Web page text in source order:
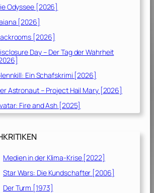
Odyssee [2026]
[2026]
[2026]
Day – Der Tag der Wahrheit
Ein Schafskrimi [2026]
Astronaut – Project Hail Mary [2026]
Fire and Ash [2025]
Medien in der Klima-Krise [2022]
Star Wars: Die Kundschafter [2006]
Der Turm [1973]